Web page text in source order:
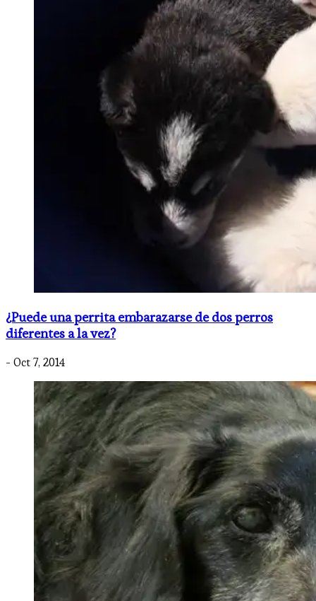
¿Puede una perrita embarazarse de dos perros
diferentes a la vez?
- Oct 7, 2014